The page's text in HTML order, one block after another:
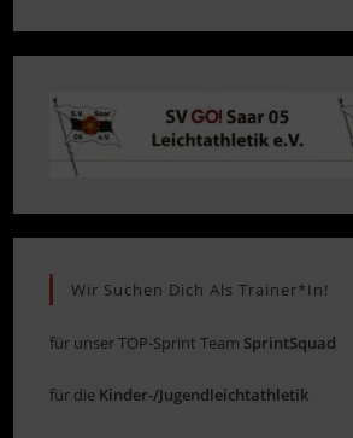
neuen neuen
Wir Suchen Dich Als Trainer*in!
für unser TOP-Sprint Team SprintSquad
für die Kinder-/Jugendleichtathletik